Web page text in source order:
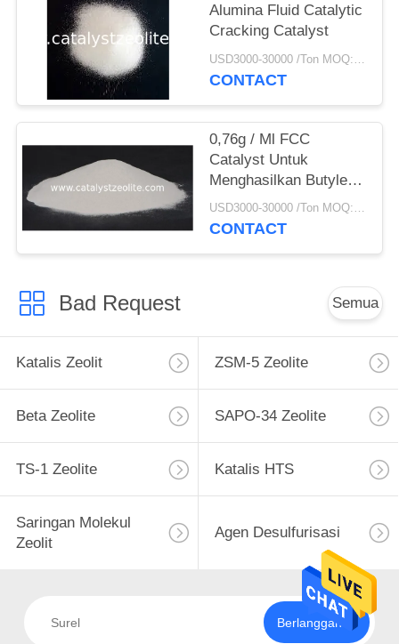
Alumina Fluid Catalytic
Cracking Catalyst
USD3000-30000 /Ton MOQ:1 KG
CONTACT
0,76g / Ml FCC
Catalyst Untuk
Menghasilkan Butylene
Lebih Banyak Untuk
Penyulingan
USD3000-30000 /Ton MOQ:1 KG
CONTACT
Bad Request Semua
Katalis Zeolit ZSM-5 Zeolite
Beta Zeolite SAPO-34 Zeolite
TS-1 Zeolite Katalis HTS
Saringan Molekul
Zeolit
Agen Desulfurisasi
Berlangganan